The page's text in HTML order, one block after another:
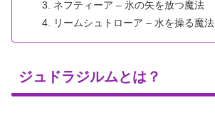
ネフティーア – 氷の矢を放つ魔法
リームシュトローア – 水を操る魔法
ジュドラジルムとは？